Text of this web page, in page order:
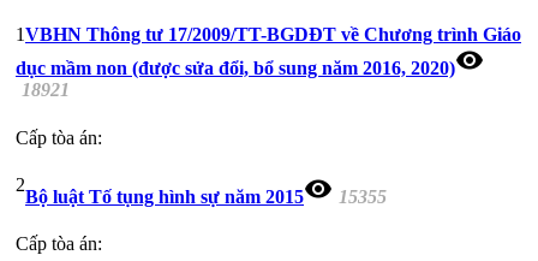
1VBHN Thông tư 17/2009/TT-BGDĐT về Chương trình Giáo
dục mầm non (được sửa đổi, bổ sung năm 2016, 2020)visibility
18921
Cấp tòa án:
2
Bộ luật Tố tụng hình sự năm 2015visibility 15355
Cấp tòa án: